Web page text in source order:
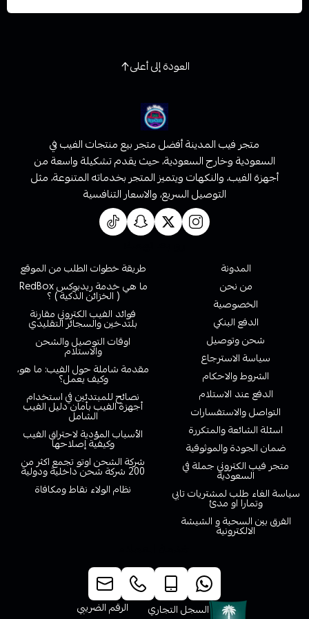
العودة إلى أعلى
متجر فيب المدينة أفضل متجر بيع منتجات الفيب في
السعودية وخارج السعودية، حيث يقدم تشكيلة واسعة من
أجهزة الفيب، والنكهات ويتميز المتجر بخدماته المتنوعة، مثل
التوصيل السريع، والاسعار التنافسية
المدونة
من نحن
الخصوصية
الدفع البنكي
شحن وتوصيل
سياسة الاسترجاع
الشروط والاحكام
الدفع عند الاستلام
التواصل والاستفسارات
اسئلة الشائعة والمتكررة
ضمان الجودة والموثوقية
متجر فيب الكتروني جملة في
السعودية
سياسة الغاء طلب لمشتريات تابي
وتمارا او مدئ
الفرق بين السحبة و الشيشة
الالكترونية
طريقة خطوات الطلب من الموقع
ما هي خدمة ريدبوكس RedBox
( الخزائن الذكية ) ؟
فوائد الفيب الكتروني مقارنة
بلتدخين والسجائر التقليدي
اوقات التوصيل والشحن
والاستلام
مقدمة شاملة حول الفيب: ما هو،
وكيف يعمل؟
نصائح للمبتدئين في استخدام
أجهزة الفيب بأمان دليل الفيب
الشامل
الأسباب المؤدية لاحتراق الفيب
وكيفية إصلاحها
شركة الشحن اوتو تجمع اكثر من
200 شركة شحن داخلية ودولية
نظام الولاء نقاط ومكافاة
السجل التجاري
الرقم الضريبي